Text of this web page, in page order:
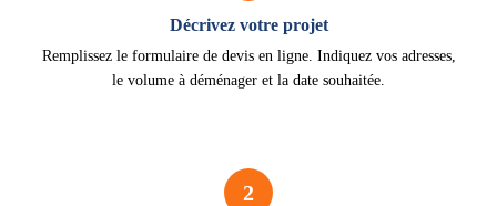
Décrivez votre projet
Remplissez le formulaire de devis en ligne. Indiquez vos adresses,
le volume à déménager et la date souhaitée.
2